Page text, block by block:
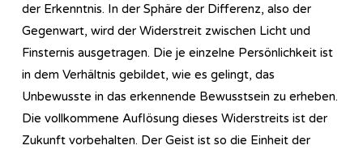
der Erkenntnis. In der Sphäre der Differenz, also der
Gegenwart, wird der Widerstreit zwischen Licht und
Finsternis ausgetragen. Die je einzelne Persönlichkeit ist
in dem Verhältnis gebildet, wie es gelingt, das
Unbewusste in das erkennende Bewusstsein zu erheben.
Die vollkommene Auflösung dieses Widerstreits ist der
Zukunft vorbehalten. Der Geist ist so die Einheit der